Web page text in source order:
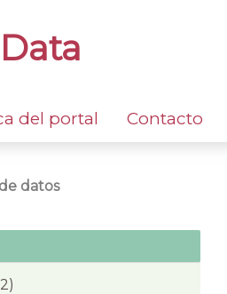
Data
del portal Contacto
datos